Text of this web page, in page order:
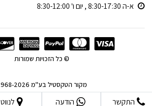
א-ה 8:30-17:30 , יום ו' 8:30-12:00
מקור הטקסטיל בע"מ 1968-2026
© כל הזכויות שמורות
התקשר הודעה לנווט